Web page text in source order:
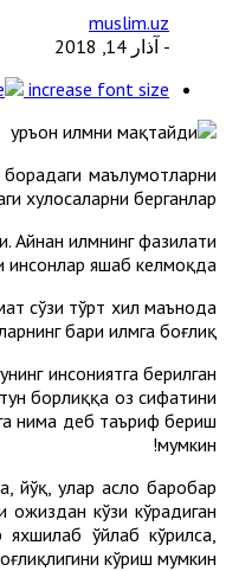
muslim.uz
- آذار 14, 2018
increase font size
маълумотларни
хулосаларни берганлар:
Айнан илмнинг фазилати
яшаб келмоқда.
сўзи тўрт хил маънода
бари илмга боғлиқ”.
инсониятга берилган
борлиққа оз сифатини
нима деб таъриф бериш
мумкин!
йўқ, улар асло баробар
ожиздан кўзи кўрадиган
ўйлаб кўрилса,
кўриш мумкин.